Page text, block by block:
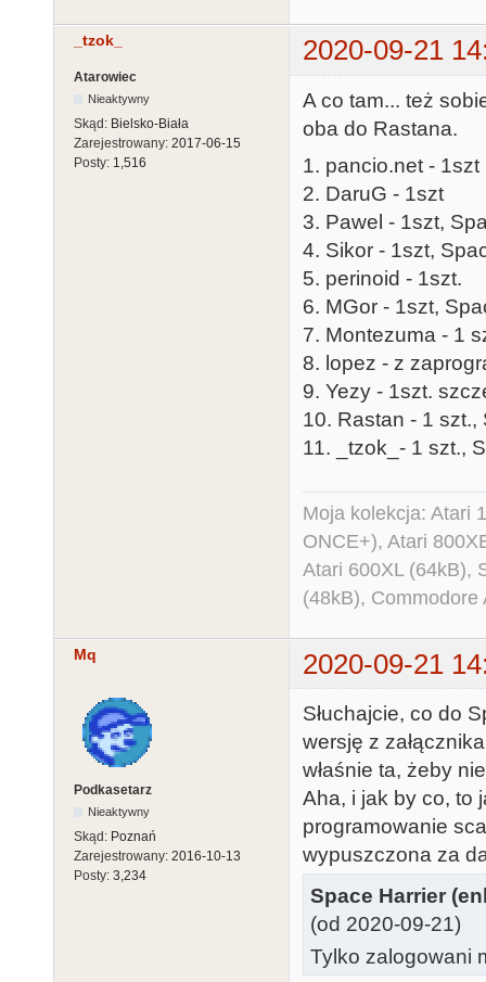
_tzok_ 2020-09-21
Atarowiec
Nieaktywny
Skąd: Bielsko-Biała
Zarejestrowany: 2017-06-15
Posty: 1,516
A co tam... też
oba do Rastana.
1. pancio.net - 1szt
2. DaruG - 1szt
3. Pawel - 1szt,
4. Sikor - 1szt,
5. perinoid - 1szt.
6. MGor - 1szt,
7. Montezuma - 1
8. lopez - z
9. Yezy - 1szt.
10. Rastan - 1 szt.,
11. _tzok_- 1 szt.,
Moja kolekcja: Atari
ONCE+), Atari
Atari 600XL (64kB),
(48kB),
Mq 2020-09-21
Podkasetarz
Nieaktywny
Skąd: Poznań
Zarejestrowany: 2016-10-13
Posty: 3,234
Słuchajcie, co do
wersję z
właśnie ta, żeby
Aha, i jak by co, to
programowanie
wypuszczona za
Space Harrier
(od 2020-09-21)
Tylko zalogowani